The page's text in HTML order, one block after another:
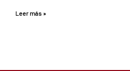
Leer más »